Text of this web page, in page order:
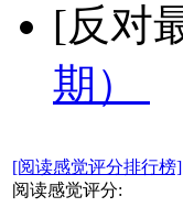
[反对
期）
[阅读感觉评分排行榜]
阅读感觉评分: